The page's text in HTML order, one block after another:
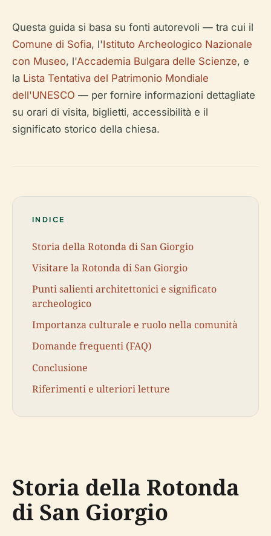
Questa guida si basa su fonti autorevoli — tra cui il
Comune di Sofia, l'Istituto Archeologico Nazionale
con Museo, l'Accademia Bulgara delle Scienze, e
la Lista Tentativa del Patrimonio Mondiale
dell'UNESCO — per fornire informazioni dettagliate
su orari di visita, biglietti, accessibilità e il
significato storico della chiesa.
INDICE
Storia della Rotonda di San Giorgio
Visitare la Rotonda di San Giorgio
Punti salienti architettonici e significato
archeologico
Importanza culturale e ruolo nella comunità
Domande frequenti (FAQ)
Conclusione
Riferimenti e ulteriori letture
Storia della Rotonda
di San Giorgio